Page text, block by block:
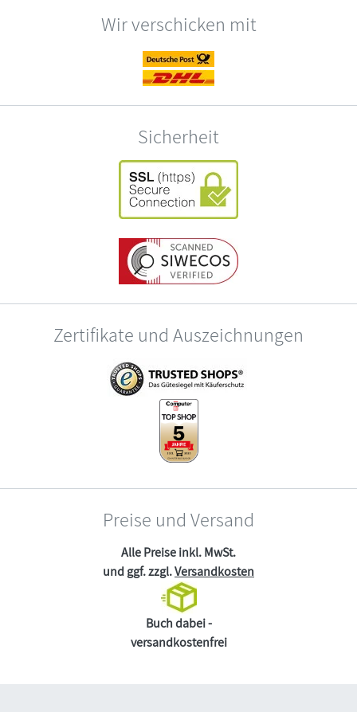
Wir verschicken mit
Sicherheit
Zertifikate und Auszeichnungen
Preise und Versand
Alle Preise inkl. MwSt.
und ggf. zzgl.Versandkosten
Buch dabei -
versandkostenfrei